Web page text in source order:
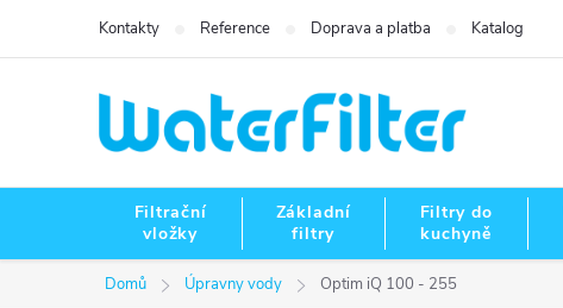
Kontakty Reference Doprava a platba Katalog
Filtrační
vložky
Základní
filtry
Filtry do
kuchyně
Domů Úpravny vody Optim iQ 100 - 255